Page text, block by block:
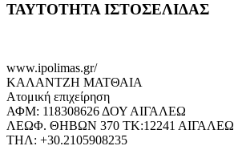
ΤΑΥΤΟΤΗΤΑ ΙΣΤΟΣΕΛΙΔΑΣ
www.ipolimas.gr/
ΚΑΛΑΝΤΖΗ ΜΑΤΘΑΙΑ
Ατομική επιχείρηση
ΑΦΜ: 118308626 ΔΟΥ ΑΙΓΑΛΕΩ
ΛΕΩΦ. ΘΗΒΩΝ 370 ΤΚ:12241 ΑΙΓΑΛΕΩ
ΤΗΛ: +30.2105908235